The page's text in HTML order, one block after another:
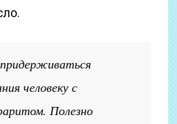
человеку с
Полезно